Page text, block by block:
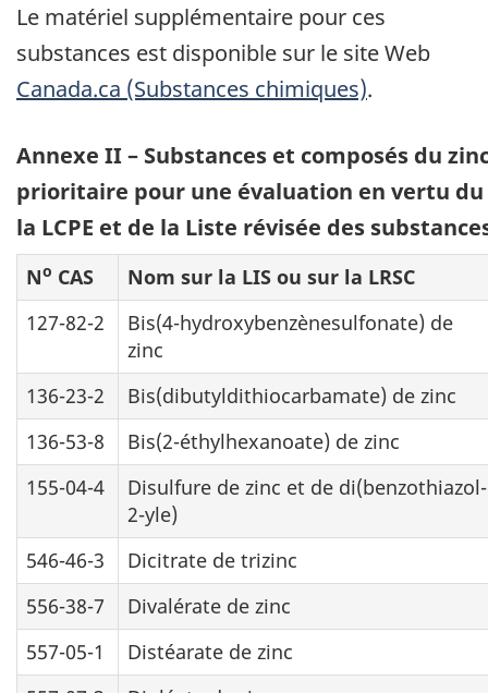
Le matériel supplémentaire pour ces
substances est disponible sur le site Web
Canada.ca (Substances chimiques).
Annexe II – Substances et composés du
prioritaire pour une évaluation en vertu du
la LCPE et de la Liste révisée des
No CAS
Nom sur la LIS ou sur la LRSC
127-82-2
Bis(4-hydroxybenzènesulfonate) de
zinc
136-23-2
Bis(dibutyldithiocarbamate) de zinc
136-53-8
Bis(2-éthylhexanoate) de zinc
155-04-4
Disulfure de zinc et de di(benzothiazol-
2-yle)
546-46-3
Dicitrate de trizinc
556-38-7
Divalérate de zinc
557-05-1
Distéarate de zinc